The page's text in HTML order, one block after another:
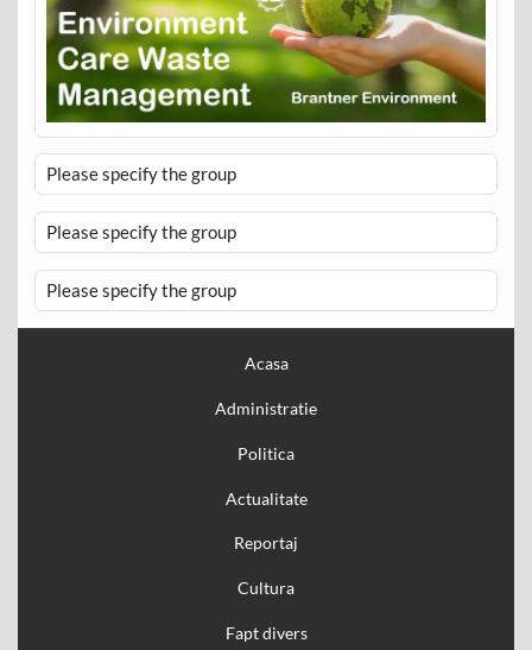
Please specify the group
Please specify the group
Please specify the group
Acasa
Administratie
Politica
Actualitate
Reportaj
Cultura
Fapt divers